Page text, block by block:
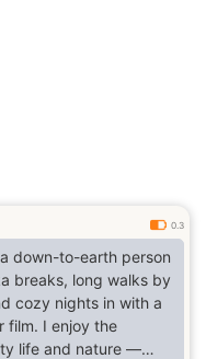
0.3
down-to-earth person
breaks, long walks by
cozy nights in with a
film. I enjoy the
life and nature —